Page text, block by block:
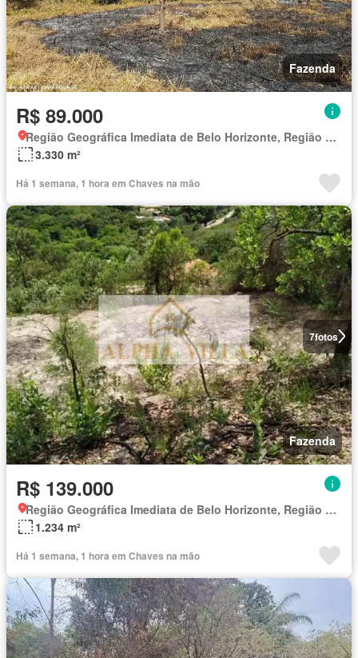
Fazenda
R$ 89.000
Região Geográfica Imediata de Belo Horizonte, Região Metropolitana de Belo Horizonte
3.330 m²
Há 1 semana, 1 hora em Chaves na mão
7fotos
Fazenda
R$ 139.000
Região Geográfica Imediata de Belo Horizonte, Região Metropolitana de Belo Horizonte
1.234 m²
Há 1 semana, 1 hora em Chaves na mão